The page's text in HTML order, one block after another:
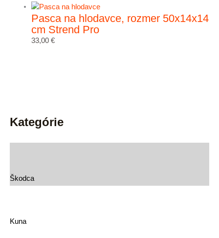
Kategórie
Škodca
Kuna
Pasca na hlodavce, rozmer 50x14x14
cm Strend Pro
33,00 €